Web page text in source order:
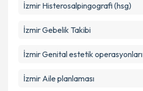
İzmir Histerosalpingografi (hsg)
İzmir Gebelik Takibi
İzmir Genital estetik operasyonları
İzmir Aile planlaması